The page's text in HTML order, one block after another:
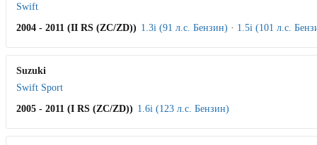
Swift
2004 - 2011 (II RS (ZC/ZD)) 1.3i (91 л.с. Бензин) · 1.5i (101 л.с.
Suzuki
Swift Sport
2005 - 2011 (I RS (ZC/ZD)) 1.6i (123 л.с. Бензин)